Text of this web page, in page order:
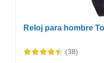
Reloj para hombre
(38)